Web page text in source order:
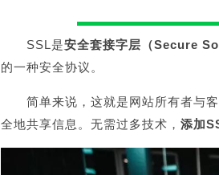
SSL是安全套接字层（Secure
的一种安全协议。
简单来说，这就是网站所有者与
全地共享信息。无需过多技术， 添加